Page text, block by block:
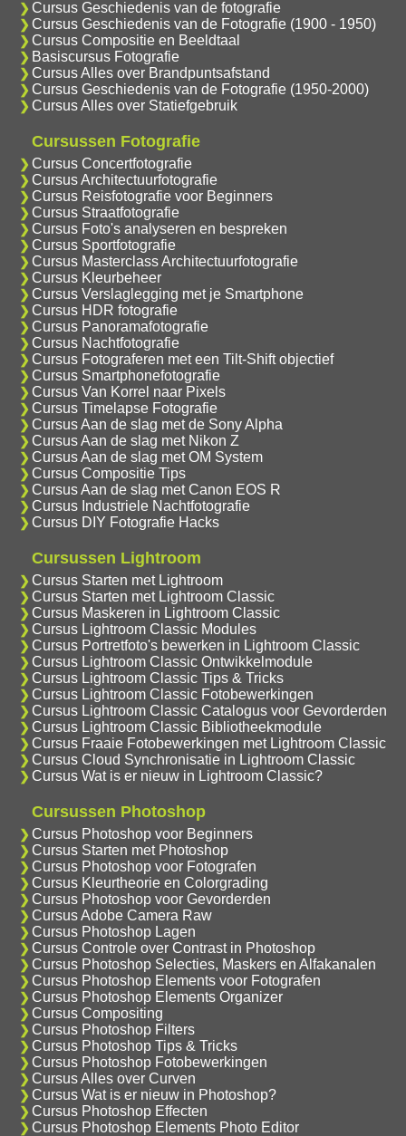
Cursus Geschiedenis van de fotografie
Cursus Geschiedenis van de Fotografie (1900 - 1950)
Cursus Compositie en Beeldtaal
Basiscursus Fotografie
Cursus Alles over Brandpuntsafstand
Cursus Geschiedenis van de Fotografie (1950-2000)
Cursus Alles over Statiefgebruik
Cursussen Fotografie
Cursus Concertfotografie
Cursus Architectuurfotografie
Cursus Reisfotografie voor Beginners
Cursus Straatfotografie
Cursus Foto's analyseren en bespreken
Cursus Sportfotografie
Cursus Masterclass Architectuurfotografie
Cursus Kleurbeheer
Cursus Verslaglegging met je Smartphone
Cursus HDR fotografie
Cursus Panoramafotografie
Cursus Nachtfotografie
Cursus Fotograferen met een Tilt-Shift objectief
Cursus Smartphonefotografie
Cursus Van Korrel naar Pixels
Cursus Timelapse Fotografie
Cursus Aan de slag met de Sony Alpha
Cursus Aan de slag met Nikon Z
Cursus Aan de slag met OM System
Cursus Compositie Tips
Cursus Aan de slag met Canon EOS R
Cursus Industriele Nachtfotografie
Cursus DIY Fotografie Hacks
Cursussen Lightroom
Cursus Starten met Lightroom
Cursus Starten met Lightroom Classic
Cursus Maskeren in Lightroom Classic
Cursus Lightroom Classic Modules
Cursus Portretfoto's bewerken in Lightroom Classic
Cursus Lightroom Classic Ontwikkelmodule
Cursus Lightroom Classic Tips & Tricks
Cursus Lightroom Classic Fotobewerkingen
Cursus Lightroom Classic Catalogus voor Gevorderden
Cursus Lightroom Classic Bibliotheekmodule
Cursus Fraaie Fotobewerkingen met Lightroom Classic
Cursus Cloud Synchronisatie in Lightroom Classic
Cursus Wat is er nieuw in Lightroom Classic?
Cursussen Photoshop
Cursus Photoshop voor Beginners
Cursus Starten met Photoshop
Cursus Photoshop voor Fotografen
Cursus Kleurtheorie en Colorgrading
Cursus Photoshop voor Gevorderden
Cursus Adobe Camera Raw
Cursus Photoshop Lagen
Cursus Controle over Contrast in Photoshop
Cursus Photoshop Selecties, Maskers en Alfakanalen
Cursus Photoshop Elements voor Fotografen
Cursus Photoshop Elements Organizer
Cursus Compositing
Cursus Photoshop Filters
Cursus Photoshop Tips & Tricks
Cursus Photoshop Fotobewerkingen
Cursus Alles over Curven
Cursus Wat is er nieuw in Photoshop?
Cursus Photoshop Effecten
Cursus Photoshop Elements Photo Editor